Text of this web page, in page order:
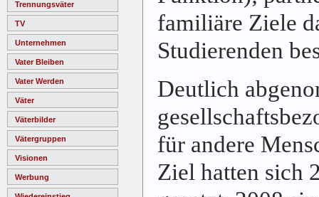
Trennungsväter
TV
Unternehmen
Vater Bleiben
Vater Werden
Väter
Väterbilder
Vätergruppen
Visionen
Werbung
familiäre Ziele
Studierenden
Deutlich
für andere
Ziel hatten sich